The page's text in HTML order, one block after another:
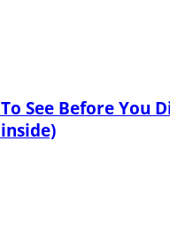
See Before You